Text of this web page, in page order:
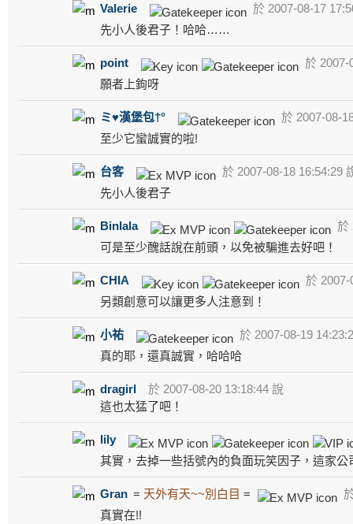
Valerie
於 2007-08-17
先小人後君子！哈哈……
point
於 2007-
願者上鉤呀
ミ♥漢堡包†°
於 2007-08-
至少它蠻誠實的啦!
台客
於 2007-08-18 16:54:29
先小人後君子
Binlala
於
可是至少醜話說在前頭，以免被騙進去好吧！
CHIA
於 2007-
另類創意可以讓更多人注意到！
小祐
於 2007-08-19
真的耶，還真誠實，哈哈哈
dragirl
於 2007-08-20 13:18:44 說
這也太猛了吧！
lily
其實，去掉一些括號內的負面玩笑因子，這家公
Gran = 天外有天~~別白目 =
真實在!!